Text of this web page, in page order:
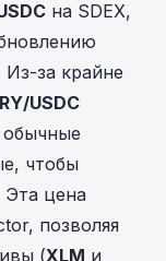
на SDEX,
Из-за крайне
USDC
чтобы
Эта цена
позволяя
(XLM и